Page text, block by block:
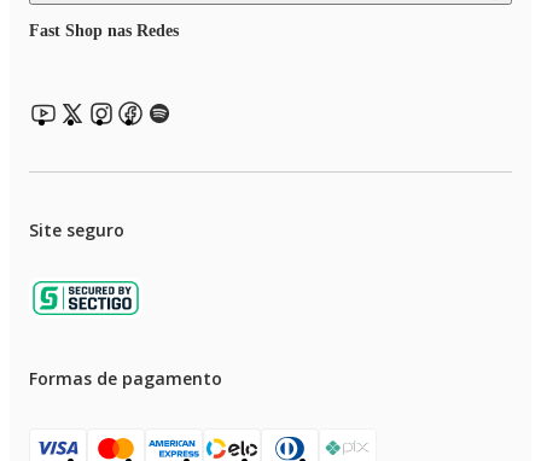
Fast Shop nas Redes
Site seguro
Formas de pagamento